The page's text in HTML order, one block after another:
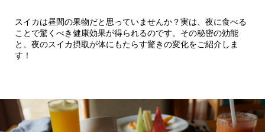
スイカは昼間の果物だと思っていませんか？実は、夜に食べる
ことで驚くべき健康効果が得られるのです。その秘密の効能
と、夜のスイカ摂取が体にもたらす驚きの変化をご紹介しま
す！